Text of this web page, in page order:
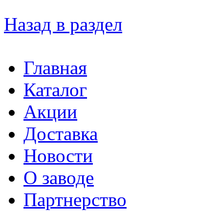
Назад в раздел
Главная
Каталог
Акции
Доставка
Новости
О заводе
Партнерство